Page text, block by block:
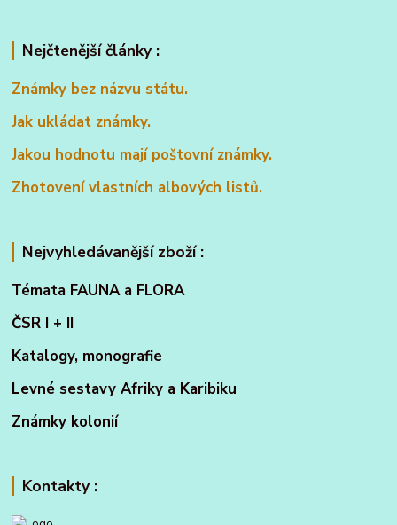
Nejčtenější články :
Známky bez názvu státu.
Jak ukládat známky.
Jakou hodnotu mají poštovní známky.
Zhotovení vlastních albových listů.
Nejvyhledávanější zboží :
Témata FAUNA a FLORA
ČSR I + II
Katalogy, monografie
Levné sestavy Afriky a Karibiku
Známky kolonií
Kontakty :